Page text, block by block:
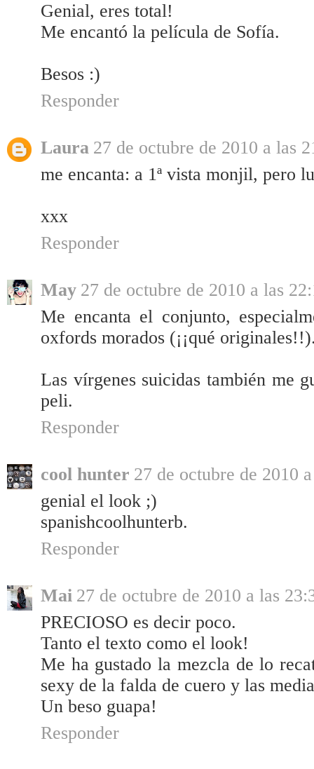
Genial, eres total!
Me encantó la película de Sofía.
Besos :)
Responder
Laura 27 de octubre de 2010 a las
me encanta: a 1ª vista monjil, pero
xxx
Responder
May 27 de octubre de 2010 a las
Me encanta el conjunto,
oxfords morados (¡¡qué
Las vírgenes suicidas también me
peli.
Responder
cool hunter 27 de octubre de 2010
genial el look ;)
spanishcoolhunterb.
Responder
Mai 27 de octubre de 2010 a las
PRECIOSO es decir poco.
Tanto el texto como el look!
Me ha gustado la mezcla de lo
sexy de la falda de cuero y las
Un beso guapa!
Responder